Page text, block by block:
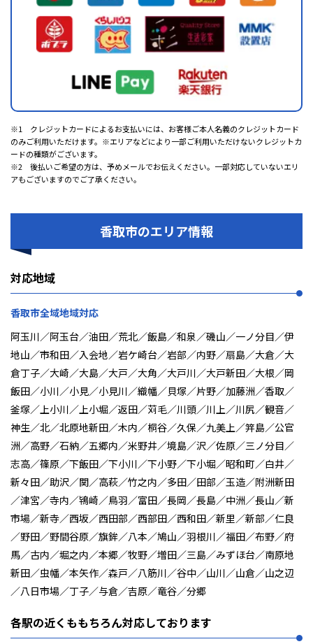
※1 クレジットカードによるお支払いには、お客様ご本人名義のクレジットカード
のみご利用いただけます。※エリアなどにより一部ご利用いただけないクレジットカ
ードの種類がございます。
※2 後払いご希望の方は、予めメールでお伝えください。一部対応していないエリ
アもございますのでご了承ください。
香取市のエリア情報
対応地域
香取市全域地域対応
阿玉川／阿玉台／油田／荒北／飯島／和泉／磯山／一ノ分目／伊
地山／市和田／入会地／岩ケ崎台／岩部／内野／扇島／大倉／大
倉丁子／大崎／大島／大戸／大角／大戸川／大戸新田／大根／岡
飯田／小川／小見／小見川／織幡／貝塚／片野／加藤洲／香取／
釜塚／上小川／上小堀／返田／苅毛／川頭／川上／川尻／観音／
神生／北／北原地新田／木内／桐谷／久保／九美上／笄島／公官
洲／高野／石納／五郷内／米野井／境島／沢／佐原／三ノ分目／
志高／篠原／下飯田／下小川／下小野／下小堀／昭和町／白井／
新々田／助沢／関／高萩／竹之内／多田／田部／玉造／附洲新田
／津宮／寺内／鴇崎／鳥羽／富田／長岡／長島／中洲／長山／新
市場／新寺／西坂／西田部／西部田／西和田／新里／新部／仁良
／野田／野間谷原／旗鉾／八本／鳩山／羽根川／福田／布野／府
馬／古内／堀之内／本郷／牧野／増田／三島／みずほ台／南原地
新田／虫幡／本矢作／森戸／八筋川／谷中／山川／山倉／山之辺
／八日市場／丁子／与倉／吉原／竜谷／分郷
各駅の近くももちろん対応しております